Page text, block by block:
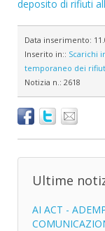
deposito di rifiuti
Data inserimento:
Inserito in:: Scarichi
temporaneo dei
Notizia n.: 2618
Ultime
AI ACT -